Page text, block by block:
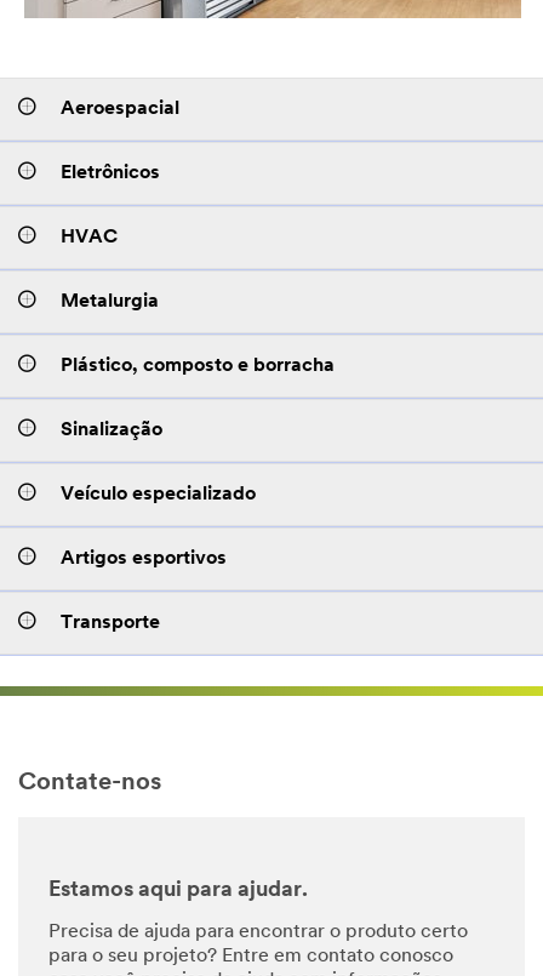
Aeroespacial
Eletrônicos
HVAC
Metalurgia
Plástico, composto e borracha
Sinalização
Veículo especializado
Artigos esportivos
Transporte
Contate-nos
Estamos aqui para ajudar.
Precisa de ajuda para encontrar o produto certo
para o seu projeto? Entre em contato conosco